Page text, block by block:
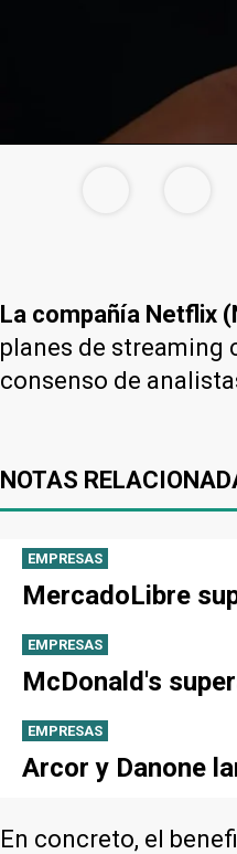
La compañía Netflix
planes de streaming
consenso de
NOTAS
EMPRESAS
MercadoLibre
EMPRESAS
McDonald's
EMPRESAS
Arcor y Danone
En concreto, el